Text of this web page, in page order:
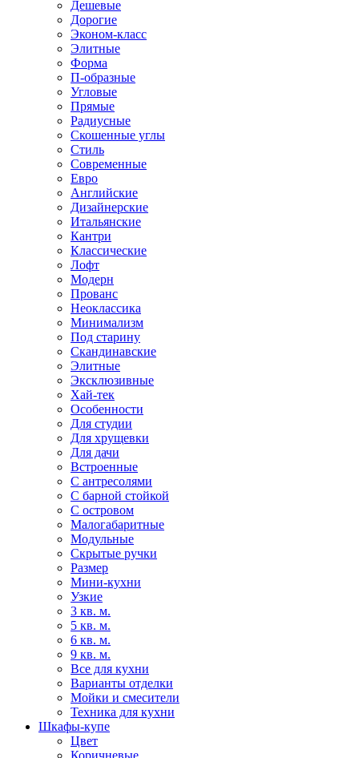
Дешевые
Дорогие
Эконом-класс
Элитные
Форма
П-образные
Угловые
Прямые
Радиусные
Скошенные углы
Стиль
Современные
Евро
Английские
Дизайнерские
Итальянские
Кантри
Классические
Лофт
Модерн
Прованс
Неоклассика
Минимализм
Под старину
Скандинавские
Элитные
Эксклюзивные
Хай-тек
Особенности
Для студии
Для хрущевки
Для дачи
Встроенные
С антресолями
С барной стойкой
С островом
Малогабаритные
Модульные
Скрытые ручки
Размер
Мини-кухни
Узкие
3 кв. м.
5 кв. м.
6 кв. м.
9 кв. м.
Все для кухни
Варианты отделки
Мойки и смесители
Техника для кухни
Шкафы-купе
Цвет
Коричневые